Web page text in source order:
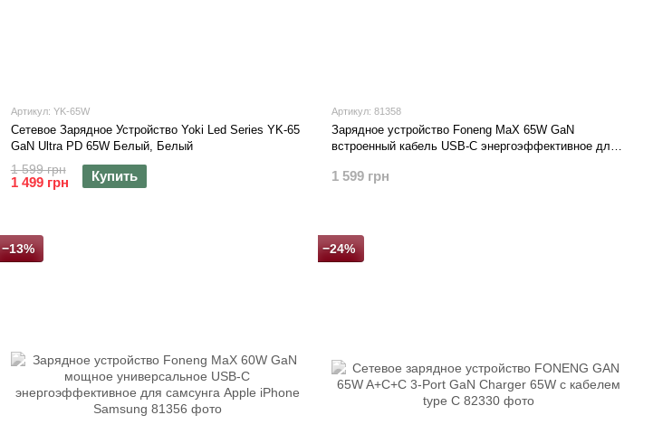
Артикул: YK-65W
Сетевое Зарядное Устройство Yoki Led Series YK-65
GaN Ultra PD 65W Белый, Белый
1 599 грн
1 499 грн Купить
Артикул: 81358
Зарядное устройство Foneng MaX 65W GaN
встроенный кабель USB-C энергоэффективное для
1 599 грн
−13% −24%